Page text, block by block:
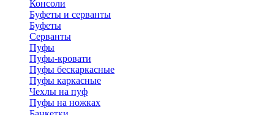
Консоли
Буфеты и серванты
Буфеты
Серванты
Пуфы
Пуфы-кровати
Пуфы бескаркасные
Пуфы каркасные
Чехлы на пуф
Пуфы на ножках